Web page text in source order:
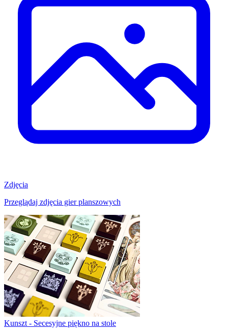
Zdjęcia
Przeglądaj zdjęcia gier planszowych
Kunszt - Secesyjne piękno na stole